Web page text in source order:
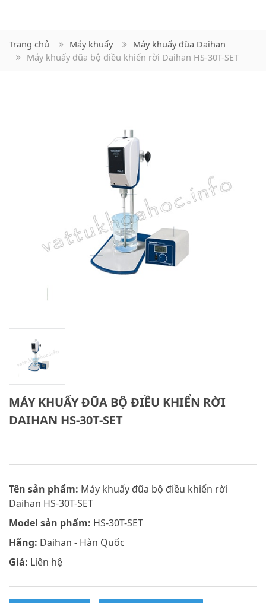
Trang chủ Máy khuấy
Máy khuấy đũa Daihan
Máy khuấy đũa bộ điều khiển rời Daihan HS-30T-SET
MÁY KHUẤY ĐŨA BỘ ĐIỀU KHIỂN RỜI
DAIHAN HS-30T-SET
Tên sản phẩm: Máy khuấy đũa bộ điều khiển rời
Daihan HS-30T-SET
Model sản phẩm: HS-30T-SET
Hãng: Daihan - Hàn Quốc
Giá: Liên hệ